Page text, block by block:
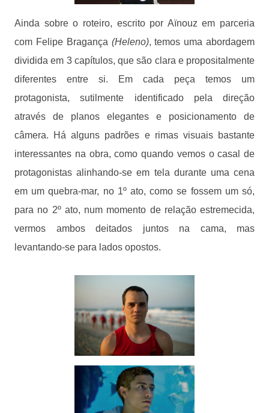
Ainda sobre o roteiro, escrito por Aïnouz em parceria
com Felipe Bragança (Heleno), temos uma abordagem
dividida em 3 capítulos, que são clara e propositalmente
diferentes entre si. Em cada peça temos um
protagonista, sutilmente identificado pela direção
através de planos elegantes e posicionamento de
câmera. Há alguns padrões e rimas visuais bastante
interessantes na obra, como quando vemos o casal de
protagonistas alinhando-se em tela durante uma cena
em um quebra-mar, no 1º ato, como se fossem um só,
para no 2º ato, num momento de relação estremecida,
vermos ambos deitados juntos na cama, mas
levantando-se para lados opostos.